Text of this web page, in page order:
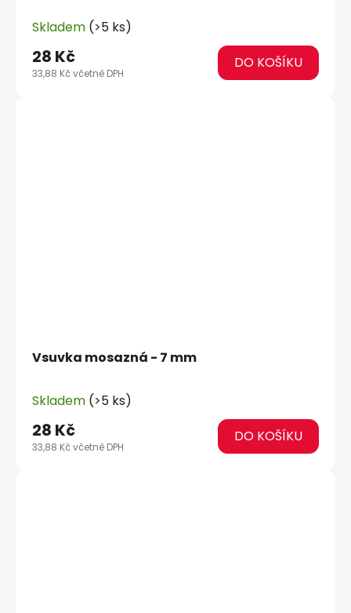
Skladem (>5 ks)
33,88 Kč včetně DPH
28 Kč DO KOŠÍKU
Vsuvka mosazná - 7 mm
Skladem (>5 ks)
33,88 Kč včetně DPH
28 Kč DO KOŠÍKU